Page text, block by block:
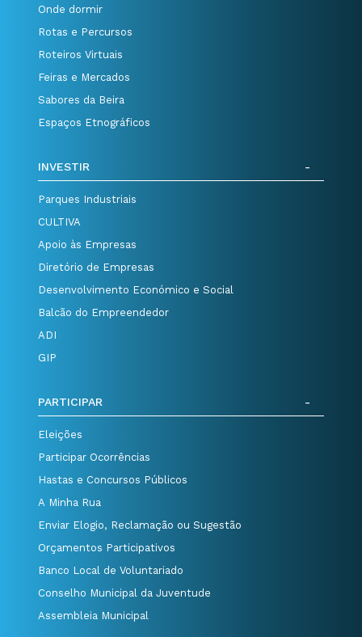
Onde dormir
Rotas e Percursos
Roteiros Virtuais
Feiras e Mercados
Sabores da Beira
Espaços Etnográficos
INVESTIR
Parques Industriais
CULTIVA
Apoio às Empresas
Diretório de Empresas
Desenvolvimento Económico e Social
Balcão do Empreendedor
ADI
GIP
PARTICIPAR
Eleições
Participar Ocorrências
Hastas e Concursos Públicos
A Minha Rua
Enviar Elogio, Reclamação ou Sugestão
Orçamentos Participativos
Banco Local de Voluntariado
Conselho Municipal da Juventude
Assembleia Municipal